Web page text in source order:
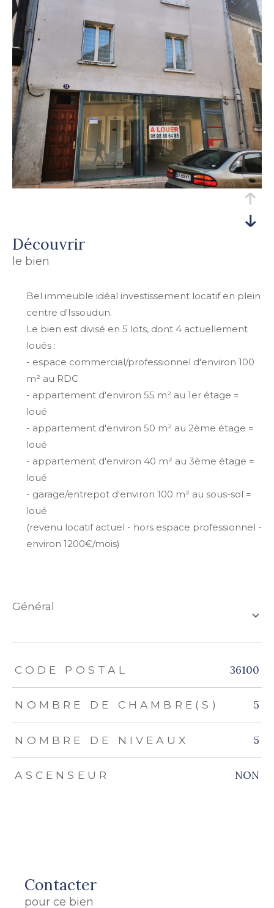
découvrir
le bien
Bel immeuble idéal investissement locatif en plein
centre d'Issoudun.
Le bien est divisé en 5 lots, dont 4 actuellement
loués :
- espace commercial/professionnel d'environ 100
m² au RDC
- appartement d'environ 55 m² au 1er étage =
loué
- appartement d'environ 50 m² au 2ème étage =
loué
- appartement d'environ 40 m² au 3ème étage =
loué
- garage/entrepot d'environ 100 m² au sous-sol =
loué
(revenu locatif actuel - hors espace professionnel -
environ 1200€/mois)
général
TRAD_ZEPHYR_Caracteristique TRAD_ZEPHYR_Valeurs
CODE POSTAL 36100
NOMBRE DE CHAMBRE(S) 5
NOMBRE DE NIVEAUX 5
ASCENSEUR NON
Contacter
pour ce bien